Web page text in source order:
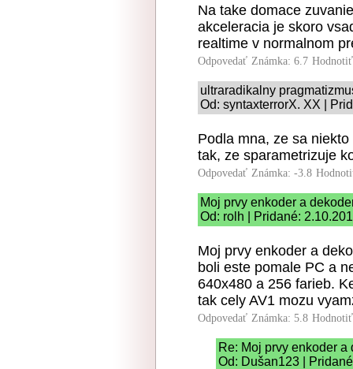
Na take domace
akceleracia je skoro
realtime v normalnom
Odpovedať Známka: 6.7
ultraradikalny
Od: syntaxterrorX. XX |
Podla mna, ze sa
tak, ze sparametrizuje
Odpovedať Známka: -3.8
Moj prvy enkoder a
Od: rolh | Pridané:
Moj prvy enkoder a
boli este pomale PC a
640x480 a 256 farieb.
tak cely AV1 mozu
Odpovedať Známka: 5.8
Re: Moj prvy enkoder a
Od: Dušan123 |